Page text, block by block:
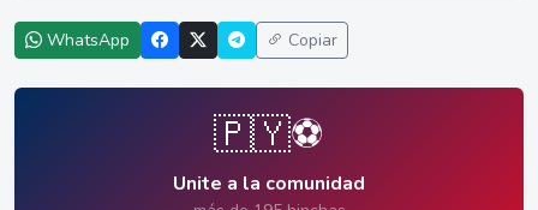
WhatsApp Copiar
🇵🇾⚽
Unite a la comunidad